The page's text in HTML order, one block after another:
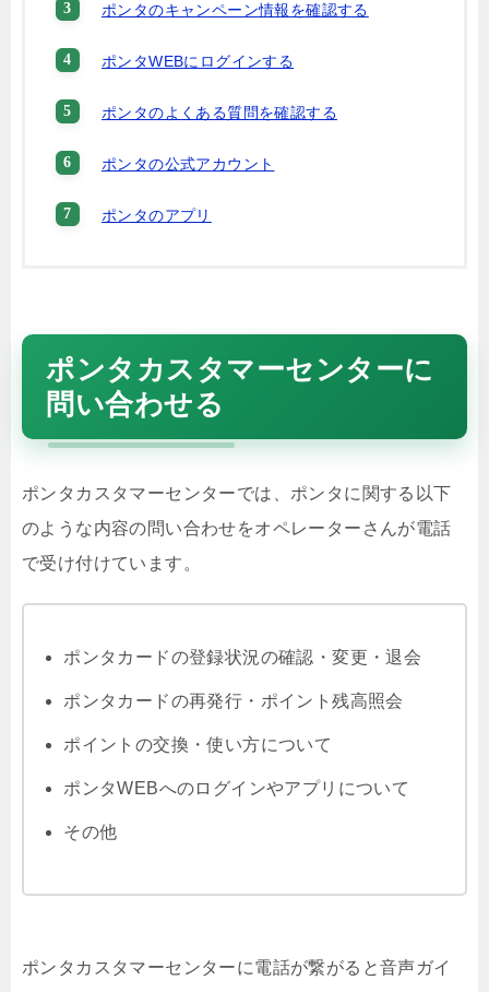
ポンタのキャンペーン情報を確認する
ポンタWEBにログインする
ポンタのよくある質問を確認する
ポンタの公式アカウント
ポンタのアプリ
ポンタカスタマーセンターに
問い合わせる
ポンタカスタマーセンターでは、ポンタに関する以下
のような内容の問い合わせをオペレーターさんが電話
で受け付けています。
ポンタカードの登録状況の確認・変更・退会
ポンタカードの再発行・ポイント残高照会
ポイントの交換・使い方について
ポンタWEBへのログインやアプリについて
その他
ポンタカスタマーセンターに電話が繋がると音声ガイ